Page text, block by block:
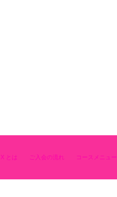
とは ご入会の流れ コースメニュー